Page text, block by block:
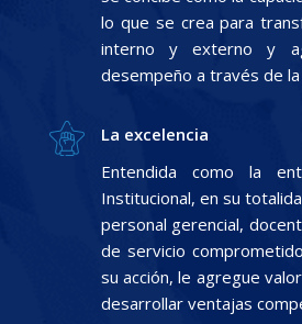
lo que se crea para
interno y externo y
desempeño a través de
La excelencia
Entendida como la
Institucional, en su
personal gerencial,
de servicio
su acción, le agregue
desarrollar ventajas